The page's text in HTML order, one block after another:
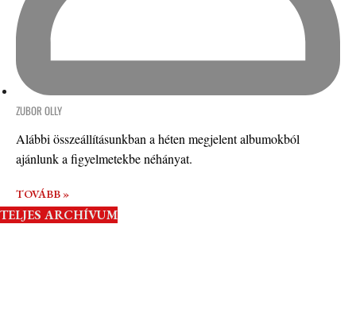
ZUBOR OLLY
Alábbi összeállításunkban a héten megjelent albumokból
ajánlunk a figyelmetekbe néhányat.
TOVÁBB »
TELJES ARCHÍVUM